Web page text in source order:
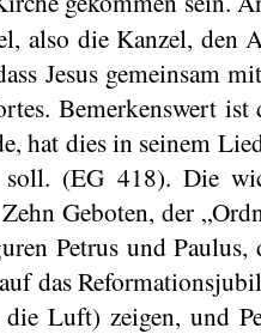
die Kanzel, den
Jesus gemeinsam
Bemerkenswert
dies in seinem
(EG 418). Die
Geboten, der
Petrus und
das
Luft) zeigen, und